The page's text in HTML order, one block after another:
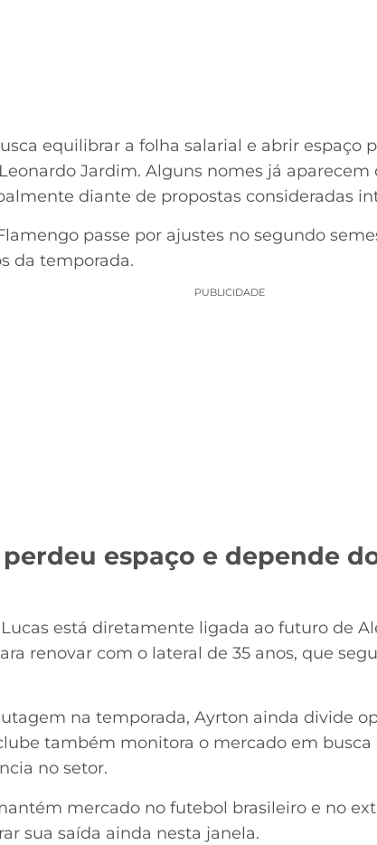
equilibrar a folha salarial e abrir espaço
Jardim. Alguns nomes já aparecem
diante de propostas consideradas
passe por ajustes no segundo
da temporada.
PUBLICIDADE
espaço e depende
está diretamente ligada ao futuro de
renovar com o lateral de 35 anos, que
na temporada, Ayrton ainda divide
também monitora o mercado em
no setor.
mercado no futebol brasileiro e no
sua saída ainda nesta janela.